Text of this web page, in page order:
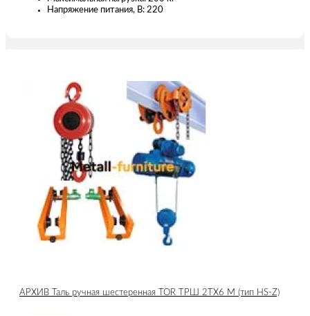
Напряжение питания, В: 220
АРХИВ Таль ручная шестеренная TOR ТРШ 2ТХ6 М (тип HS-Z)